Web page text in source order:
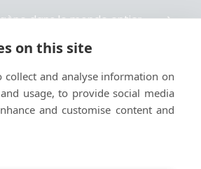
dans le monde entier
de oxígeno medicinal en el
on this site
collect and analyse information on
usage, to provide social media
and customise content and